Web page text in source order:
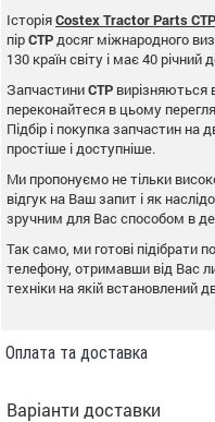
ІсторіяCostex Tractor Parts
пірCTP досяг міжнародного
130 країн світу і має 40 річний
ЗапчастиниCTP вирізняються
переконайтеся в цьому
Підбір і покупка запчастин на
простіше і доступніше.
Ми пропонуємо не тільки
відгук на Ваш запит і як
зручним для Вас способом в
Так само, ми готові підібрати
телефону, отримавши від Вас
техніки на якій встановлений
Оплата та доставка
Варіанти доставки